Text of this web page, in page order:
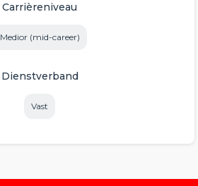
Carrièreniveau
Medior (mid-career)
Dienstverband
Vast